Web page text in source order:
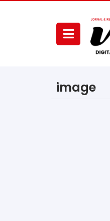
image